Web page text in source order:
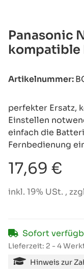
Panasonic
kompatible
Artikelnummer:
perfekter Ersatz,
Einstellen
einfach die
Fernbedienung
17,69 €
inkl. 19% USt. ,
Sofort
Lieferzeit: 2 - 4
Hinweis zur